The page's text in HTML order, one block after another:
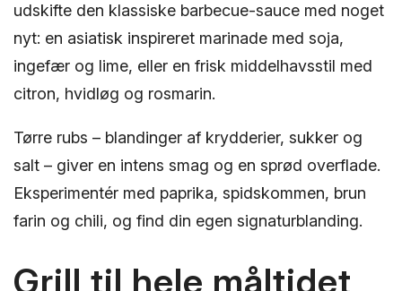
udskifte den klassiske barbecue-sauce med noget
nyt: en asiatisk inspireret marinade med soja,
ingefær og lime, eller en frisk middelhavsstil med
citron, hvidløg og rosmarin.
Tørre rubs – blandinger af krydderier, sukker og
salt – giver en intens smag og en sprød overflade.
Eksperimentér med paprika, spidskommen, brun
farin og chili, og find din egen signaturblanding.
Grill til hele måltidet